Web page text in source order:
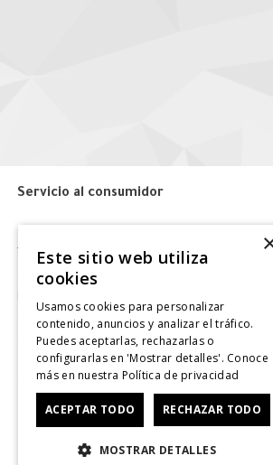
Servicio al consumidor
Tiendas
Contáctanos
Giftcard
Solicitar Factura
CyberDay
Este sitio web utiliza
cookies
Usamos cookies para personalizar
contenido, anuncios y analizar el tráfico.
Puedes aceptarlas, rechazarlas o
configurarlas en 'Mostrar detalles'. Conoce
más en nuestra Política de privacidad
ACEPTAR TODO RECHAZAR TODO
MOSTRAR DETALLES